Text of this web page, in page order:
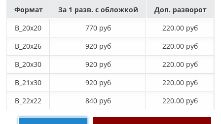
Формат За 1 разв. с обложкой
Доп. разворот
B_20х20
770 руб
220.00 руб
B_20х26
920 руб
220.00 руб
B_20х30
920 руб
220.00 руб
B_21х30
920 руб
220.00 руб
B_22х22
840 руб 220.00 руб